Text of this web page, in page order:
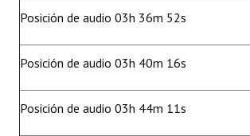
Posición de audio 03h 36m 52s
Posición de audio 03h 40m 16s
Posición de audio 03h 44m 11s